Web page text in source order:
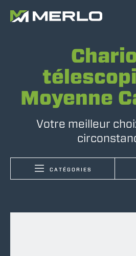
Moyenne
Votre meilleur
CATÉGORIES